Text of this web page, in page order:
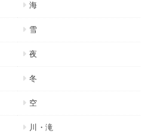
海
雪
夜
冬
空
川・滝